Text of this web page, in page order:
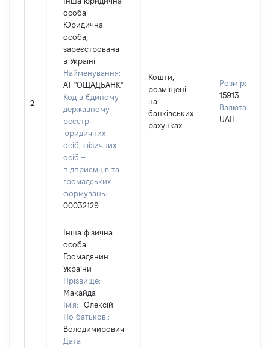
2
особа
Юридична
особа,
зареєстрована
в Україні
Найменування:
АТ "ОЩАДБАНК"
Код в Єдиному
державному
реєстрі
юридичних
осіб, фізичних
осіб –
підприємців та
громадських
формувань:
00032129
Кошти,
розміщені
на
банківських
рахунках
Розмір:
15913
Валюта:
UAH
Інша фізична
особа
Громадянин
України
Прізвище:
Макайда
Ім'я:
Олексій
По батькові:
Володимирович
Дата